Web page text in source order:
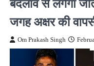
जगह अक्षर की
Om Prakash Singh